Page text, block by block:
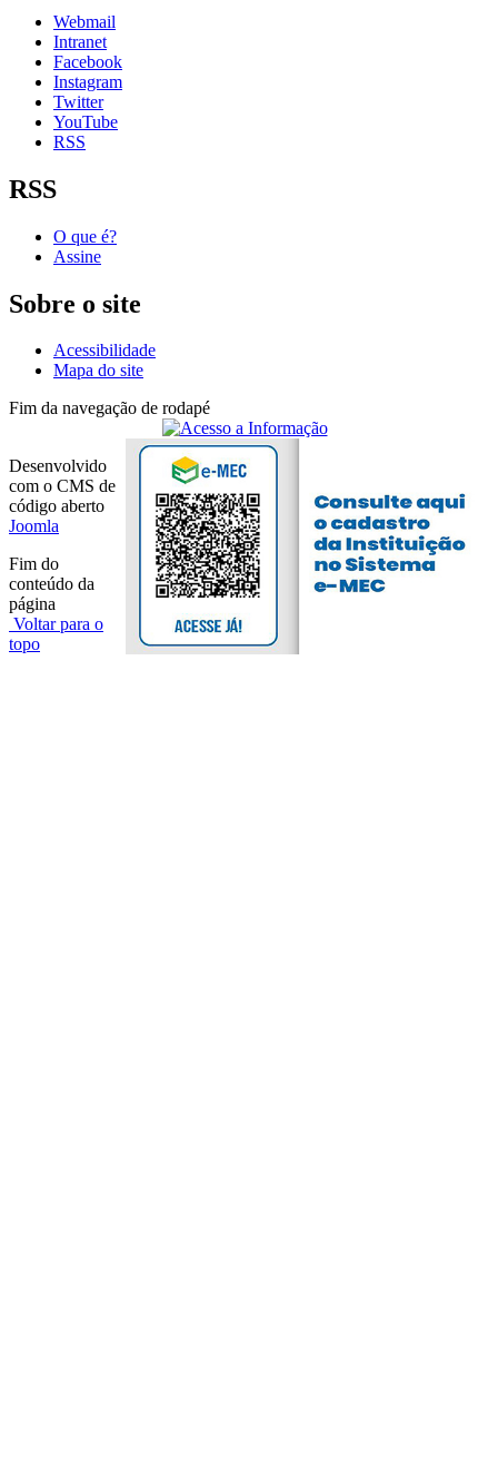
Webmail
Intranet
Facebook
Instagram
Twitter
YouTube
RSS
RSS
O que é?
Assine
Sobre o site
Acessibilidade
Mapa do site
Fim da navegação de rodapé
Desenvolvido
com o CMS de
código aberto
Joomla
Fim do
conteúdo da
página
Voltar para o
topo